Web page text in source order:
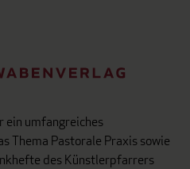
ein umfangreiches
Thema Pastorale Praxis sowie
des Künstlerpfarrers